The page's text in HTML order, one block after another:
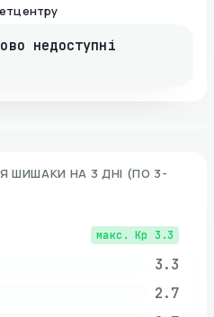
недоступні
ШИШАКИ НА 3 ДНІ (ПО 3-
макс. Kp 3.3
3.3
2.7